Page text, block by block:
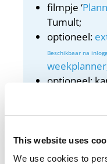
This website uses
We use cookies to
filmpje ‘
Tumult;
optioneel:
optioneel: